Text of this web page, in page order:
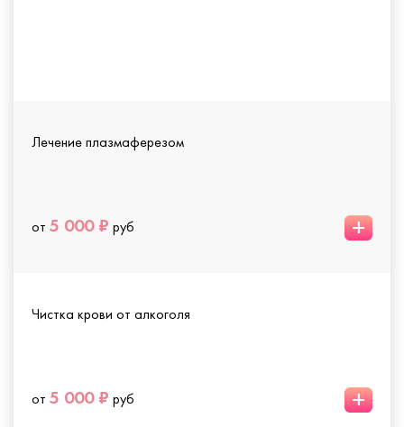
Лечение плазмаферезом
от 5 000 ₽ руб +
Чистка крови от алкоголя
от 5 000 ₽ руб +